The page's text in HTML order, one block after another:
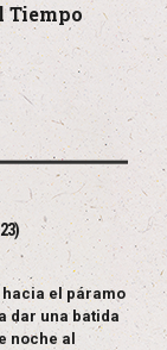
Tiempo
hacia el páramo
dar una batida
noche al